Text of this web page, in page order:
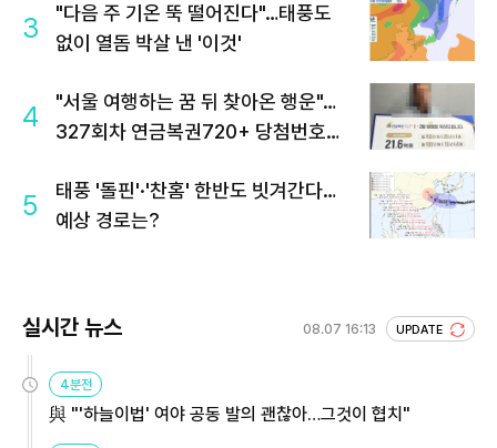
3
"다음 주 기온 뚝 떨어진다"…태풍도
없이 열돔 박살 낸 '이것'
4
"서울 여행하는 꿈 뒤 찾아온 행운"…
327회차 연금복권720+ 당첨번호조
5
태풍 '돌핀'·'찬홈' 한반도 빗겨간다…
예상 경로는?
실시간 뉴스 08.07 16:13 UPDATE
4분전
與 "'하늘이법' 여야 공동 발의 괜찮아…그것이 협치"